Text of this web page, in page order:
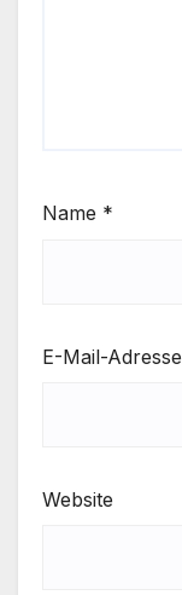
Name *
E-Mail-Adresse
Website